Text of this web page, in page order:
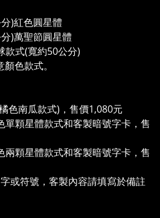
)紅色圓星體
)萬聖節圓星體
款式(寬約50公分)
色款式。
色南瓜款式)，售價1,080元
單顆星體款式和客製暗號字卡，售
兩顆星體款式和客製暗號字卡，售
或符號，客製內容請填寫於備註